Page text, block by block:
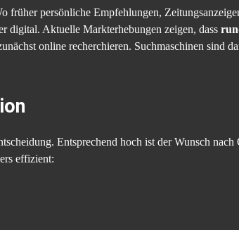
früher persönliche Empfehlungen,
digital. Aktuelle Markterhebungen zeigen, dass
online recherchieren. Suchmaschinen sind
Entsprechend hoch ist der Wunsch nach
effizient: